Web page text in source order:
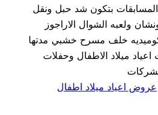
المسابقات بتكون شد حبل ونقل
ولعبه الشوال الاراجوز
خلف مسرح خشبي مدتها
اعياد ميلاد الاطفال وحفلات
عروض اعياد ميلاد اطفال